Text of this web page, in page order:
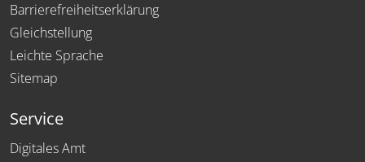
Barrierefreiheitserklärung
Gleichstellung
Leichte Sprache
Sitemap
Service
Digitales Amt